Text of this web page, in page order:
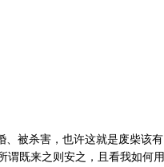
、被杀害，也许这就是废柴该有
既来之则安之，且看我如何用